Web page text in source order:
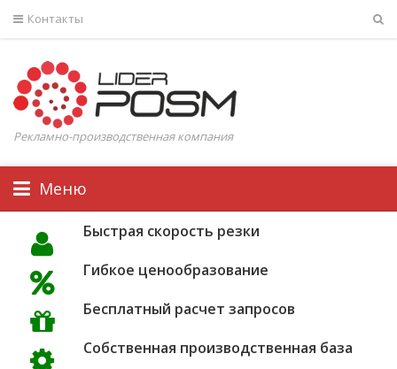
Контакты
Рекламно-производственная компания
Меню
Быстрая скорость резки
Гибкое ценообразование
Бесплатный расчет запросов
Собственная производственная база